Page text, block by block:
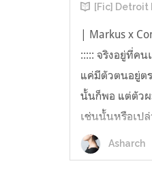
[Fic] Detroit
| Markus x
::::: จริงอยู่ที่คน
แค่มีตัวตนอยู่ต
นั้นก็พอ แต่ตัวผ
เช่นนั้นหรือเปล่
ผมปรับโฟกัสไ
ท...
Asharch